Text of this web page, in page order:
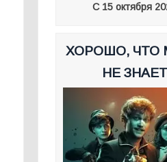
С 15 октября
ХОРОШО, ЧТО
НЕ ЗНАЕТ